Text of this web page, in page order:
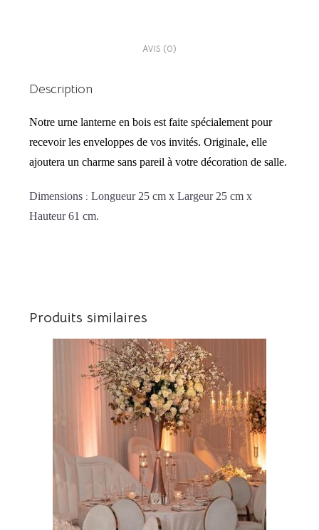
AVIS (0)
Description
Notre urne lanterne en bois est faite spécialement pour
recevoir les enveloppes de vos invités. Originale, elle
ajoutera un charme sans pareil à votre décoration de salle.
Dimensions :Longueur 25 cm x Largeur 25 cm x
Hauteur 61 cm.
Produits similaires